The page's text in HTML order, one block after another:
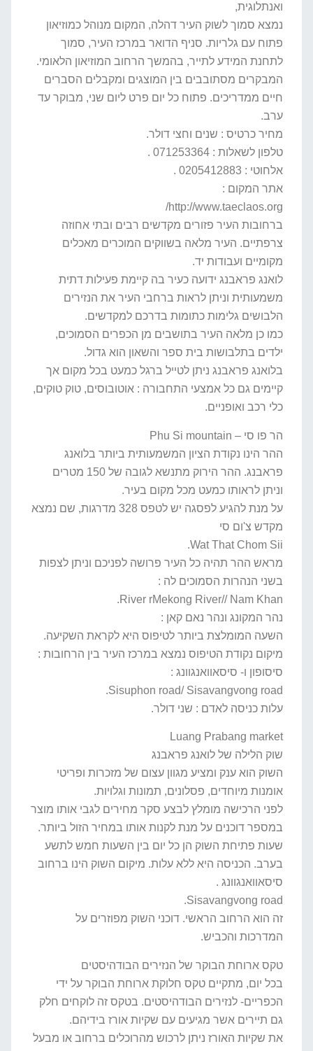
ואנתלוגית,
נמצא סמוך לשוק העיר דהלה, המקום מנוהל כמוזיאון
פתוח עם גלריות. סניף הדואר במרכז העיר, סמוך
לתחנת המידע לתייר, בהמשך הרחוב המוזיאון הלאומי.
המבקרים מסתובבים בין המוצגים ומקבלים הסברים
חיים ממדריכים. פתוח כל יום פרט ליום שני, מבוקר עד
ערב.
מחיר כרטיס : שנים וחצי דולר.
טלפון לשאלות : 071253364 .
אלחוטי : 0205412883 .
אתר המקום :
http://www.taeclaos.org/
ברחובות העיר פזורים מקדשים רבים ובתי אחוזה
צרפתיים. העיר מלאה בשווקים המוכרים מאכלים
מקומיים ועבודות יד.
לואנג פראבנג ידועה כעיר בה קיימת פעילות דתית
משמעותית וניתן לראות ברחבי העיר את הנזירים
הלבושים גלימות כתומות בדרכם למקדשים.
כמו כן מלאה העיר בתושבים מן הכפרים הסמוכים,
ילדים בתלבושות בית ספר והשאון הוא גדול.
בלואנג פראבנג ניתן לטייל ברגל כמעט בכל מקום אך
קיימים גם כל אמצעי התחבורה : אוטובוסים, טוק טוקים,
כלי רכב ואופניים.
הר פו סי – Phu Si mountain
ההר הינו נקודת הציון המשמעותית ביותר בלואנג
פראבנג. ההר הירוק מתנשא לגובה של 150 מטרים
וניתן לראותו כמעט מכל מקום בעיר.
על מנת להגיע לפסגה יש לטפס 328 מדרגות, שם נמצא
מקדש צ'ום סי
Wat That Chom Sii.
מראש ההר תהיה כל העיר פרושה לפניכם וניתן לצפות
בשני הנהרות הסמוכים לה :
River rMekong River// Nam Khan.
נהר המקונג ונהר נאם קאן :
השעה המומלצת ביותר לטיפוס היא לקראת השקיעה.
מיקום נקודת הטיפוס נמצא במרכז העיר בין הרחובות :
סיסופון ו- סיסאוואנגוונג :
Sisuphon road/ Sisavangvong road.
עלות כניסה לאדם : שני דולר.
Luang Prabang market
שוק הלילה של לואנג פראבנג
השוק הוא ענק ומציע מגוון עצום של מזכרות ופריטי
אומנות מיוחדים, פסלונים, תמונות וגלויות.
לפני הרכישה מומלץ לבצע סקר מחירים לגבי אותו מוצר
במספר דוכנים על מנת לקנות אותו במחיר הזול ביותר.
שעות פתיחת השוק הן כל יום בין השעות חמש לתשע
בערב. הכניסה היא ללא עלות. מיקום השוק הינו ברחוב
סיסאוואנגוונג .
Sisavangvong road.
זה הוא הרחוב הראשי. דוכני השוק מפוזרים על
המדרכות והכביש.
טקס ארוחת הבוקר של הנזירים הבודהיסטים
בכל יום, מתקיים טקס חלוקת ארוחת הבוקר על ידי
הכפריים- לנזירים הבודהיסטים. בטקס זה לוקחים חלק
גם תיירים אשר מגיעים עם שקיות אורז בידיהם.
את שקיות האורז ניתן לרכוש מהרוכלים ברחוב או מבעל